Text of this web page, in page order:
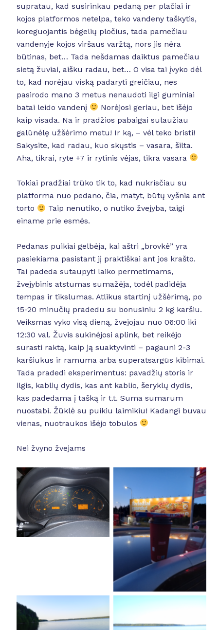
supratau, kad susirinkau pedaną per plačiai ir
kojos platformos netelpa, teko vandeny taškytis,
koreguojantis bėgelių pločius, tada pamečiau
vandenyje kojos viršaus varžtą, nors jis nėra
būtinas, bet… Tada nešdamas daiktus pamečiau
sietą žuviai, aišku radau, bet… O visa tai įvyko dėl
to, kad norėjau viską padaryti greičiau, nes
pasirodo mano 3 metus nenaudoti ilgi guminiai
batai leido vandenį
Norėjosi geriau, bet išėjo
kaip visada. Na ir pradžios pabaigai sulaužiau
galūnėlę užšėrimo metu! Ir ką, – vėl teko bristi!
Sakysite, kad radau, kuo skųstis – vasara, šilta.
Aha, tikrai, ryte +7 ir rytinis vėjas, tikra vasara
Tokiai pradžiai trūko tik to, kad nukrisčiau su
platforma nuo pedano, čia, matyt, būtų vyšnia ant
torto
Taip nenutiko, o nutiko žvejyba, taigi
einame prie esmės.
Pedanas puikiai gelbėja, kai aštri „brovkė” yra
pasiekiama pasistant jį praktiškai ant jos krašto.
Tai padeda sutaupyti laiko permetimams,
žvejybinis atstumas sumažėja, todėl padidėja
tempas ir tikslumas. Atlikus startinį užšėrimą, po
15-20 minučių pradedu su bonusiniu 2 kg karšiu.
Veiksmas vyko visą dieną, žvejojau nuo 06:00 iki
12:30 val. Žuvis sukinėjosi aplink, bet reikėjo
surasti raktą, kaip ją suaktyvinti – pagauni 2-3
karšiukus ir ramuma arba superatsargūs kibimai.
Tada pradedi eksperimentus: pavadžių storis ir
ilgis, kablių dydis, kas ant kablio, šeryklų dydis,
kas padedama į tašką ir t.t. Suma sumarum
nuostabi. Žūklė su puikiu laimikiu! Kadangi buvau
vienas, nuotraukos išėjo tobulos
Nei žvyno žvejams
No Caption
No Caption